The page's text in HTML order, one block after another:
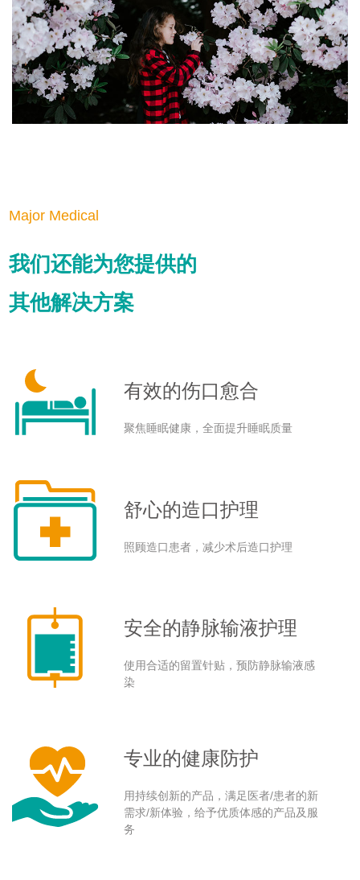
Major Medical
我们还能为您提供的
其他解决方案
有效的伤口愈合
聚焦睡眠健康，全面提升睡眠质量
舒心的造口护理
照顾造口患者，减少术后造口护理
安全的静脉输液护理
使用合适的留置针贴，预防静脉输液感
染
专业的健康防护
用持续创新的产品，满足医者/患者的新
需求/新体验，给予优质体感的产品及服
务